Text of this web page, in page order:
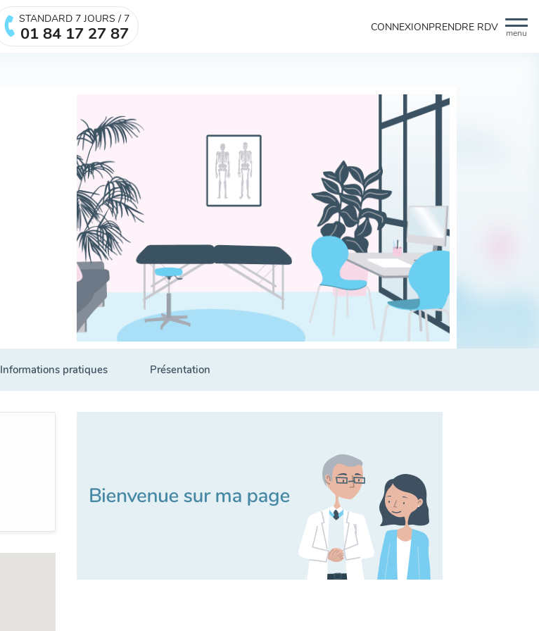
menu
STANDARD 7 JOURS / 7
01 84 17 27 87 CONNEXIONPRENDRE RDV
Informations pratiques Présentation